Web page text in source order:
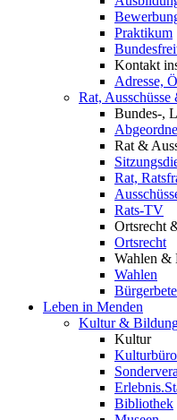
Praktikum
Kontakt
Adresse,
Rat,
Bundes-,
Rat &
Rat,
Rats-TV
Ortsrecht
Ortsrecht
Wahlen &
Wahlen
Leben in Menden
Kultur &
Kultur
Kulturbüro
Bibliothek